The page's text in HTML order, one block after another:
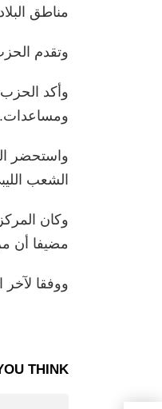
مناطق
وتقدم
وأكد
ومساعدات.
واستحضر
الشعب
مضيفا أن
ووفقا لآخر
THINK?